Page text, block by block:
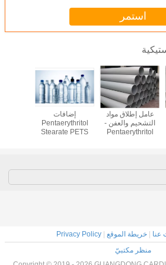
استمر
إضافات
Pentaerythritol
Stearate PETS
عامل إطلاق مواد
التشحيم والعفن -
Pentaerythritol
عنا | خريطة الموقع |
Privacy Policy
منظر مكتبيّ